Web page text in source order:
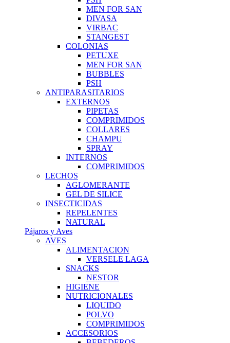
MEN FOR SAN
DIVASA
VIRBAC
STANGEST
COLONIAS
PETUXE
MEN FOR SAN
BUBBLES
PSH
ANTIPARASITARIOS
EXTERNOS
PIPETAS
COMPRIMIDOS
COLLARES
CHAMPU
SPRAY
INTERNOS
COMPRIMIDOS
LECHOS
AGLOMERANTE
GEL DE SILICE
INSECTICIDAS
REPELENTES
NATURAL
Pájaros y Aves
AVES
ALIMENTACION
VERSELE LAGA
SNACKS
NESTOR
HIGIENE
NUTRICIONALES
LIQUIDO
POLVO
COMPRIMIDOS
ACCESORIOS